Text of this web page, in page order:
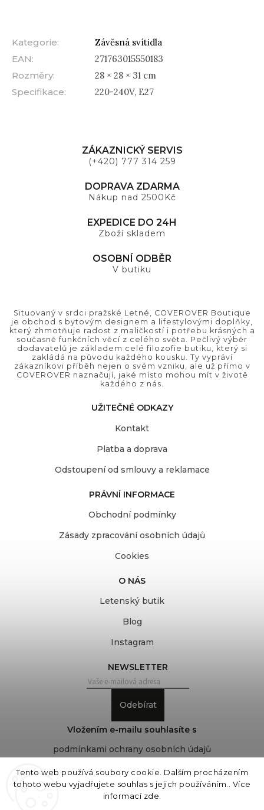
Tento web používá soubory cookie. Dalším procházením
tohoto webu vyjadřujete souhlas s jejich používáním.. Více
informací zde
Kategorie:
Závěsná svítidla
EAN:
271763015550183
Rozměry:
28 × 28 × 31 cm
Specifikace: 220-240V, E27
ZÁKAZNICKÝ SERVIS
(+420) 777 314 259
DOPRAVA ZDARMA
Nákup nad 2500Kč
EXPEDICE DO 24H
Zboží skladem
OSOBNÍ ODBĚR
V butiku
Situovaný v srdci pražské Letné, COVEROVER Boutique
je obchod s bytovým designem a lifestylovými doplňky,
který zhmotňuje radost z maličkostí i potřebu krásných a
současně funkčních věcí z celého světa. Pečlivý výběr
dodavatelů je základem celé filozofie butiku, který si
zakládá na původu každého kousku. Ty vypráví
zákazníkovi příběh nejen o svém vzniku, ale už přímo v
COVEROVER naznačují, jaké místo mohou mít v životě
každého z nás.
UŽITEČNÉ ODKAZY
Kontakt
Platba a doprava
Odstoupení od smlouvy a reklamace
PRÁVNÍ INFORMACE
Obchodní podmínky
Zásady zpracování osobních údajů
Cookies
O NÁS
Letenský butik
Blog
Instagram
NEWSLETTER
Odebírat
Vložením e-mailu souhlasíte s
podmínkami ochrany osobních údajů
COVEROVER